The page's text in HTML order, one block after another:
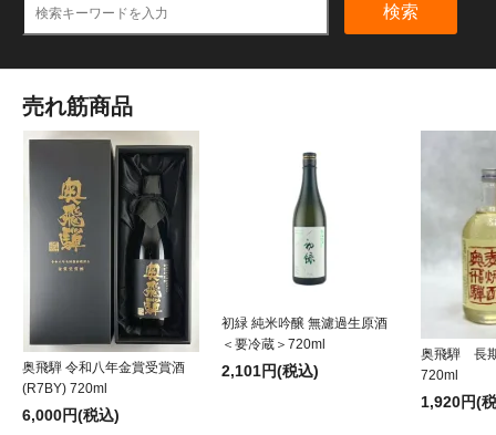
検索
売れ筋商品
奥飛騨 令和八年金賞受賞酒
(R7BY) 720ml
6,000円(税込)
初緑 純米吟醸 無濾過生原酒
＜要冷蔵＞720ml
2,101円(税込)
奥飛騨 長
720ml
1,920円(